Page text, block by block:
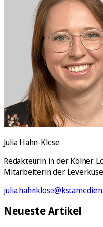
Julia Hahn-Klose
Redakteurin in der Kölner
Mitarbeiterin der
Neueste Artikel